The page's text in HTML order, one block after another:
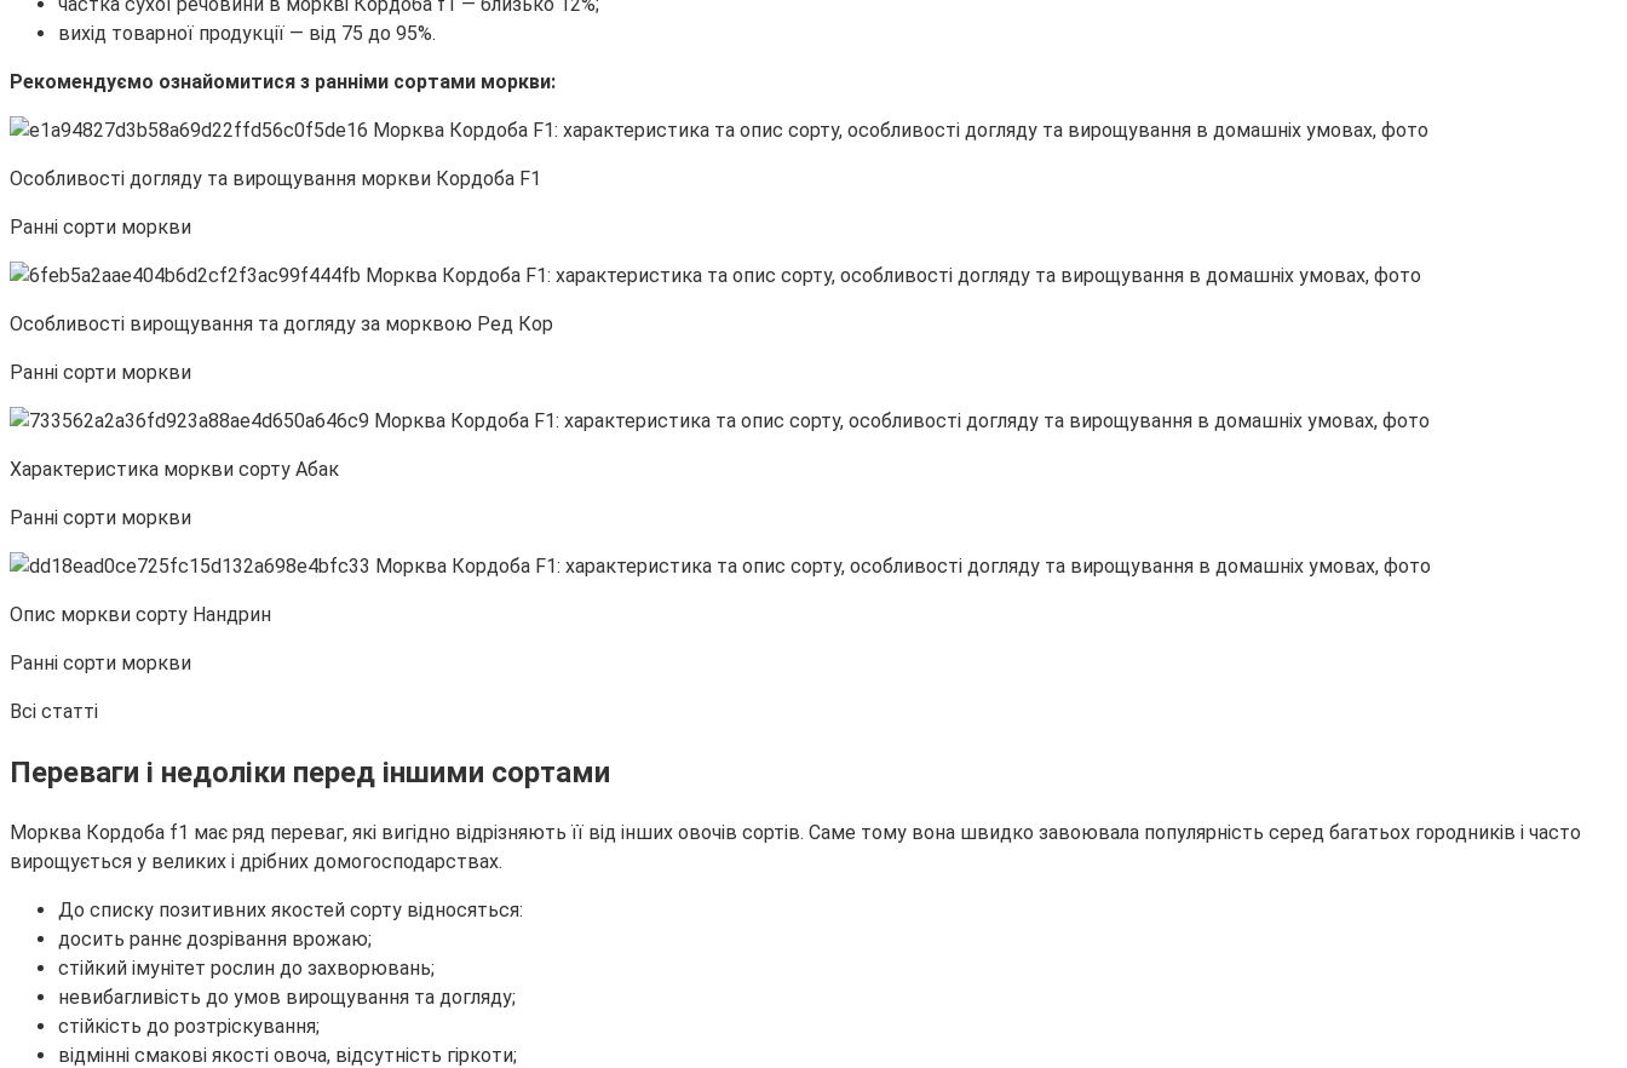
вихід товарної продукції — від 75 до 95%.
Рекомендуємо ознайомитися з ранніми сортами моркви:
Особливості догляду та вирощування моркви Кордоба F1
Ранні сорти моркви
Особливості вирощування та догляду за морквою Ред Кор
Ранні сорти моркви
Характеристика моркви сорту Абак
Ранні сорти моркви
Опис моркви сорту Нандрин
Ранні сорти моркви
Всі статті
Переваги і недоліки перед іншими сортами
Морква Кордоба f1 має ряд переваг, які вигідно відрізняють її від інших овочів сортів. Саме тому вона швидко завоювала популярність серед багатьох городників і часто
вирощується у великих і дрібних домогосподарствах.
До списку позитивних якостей сорту відносяться:
досить раннє дозрівання врожаю;
стійкий імунітет рослин до захворювань;
невибагливість до умов вирощування та догляду;
стійкість до розтріскування;
відмінні смакові якості овоча, відсутність гіркоти;